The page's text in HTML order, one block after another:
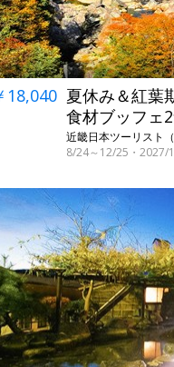
18,040 夏休み＆紅葉
食材ブッフェ
近畿日本ツーリスト
8/24～12/25・2027/